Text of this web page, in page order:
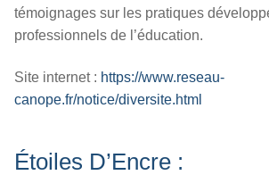
témoignages sur les pratiques
professionnels de l’éducation.
Site internet : https://www.reseau-
canope.fr/notice/diversite.html
Étoiles D’Encre :